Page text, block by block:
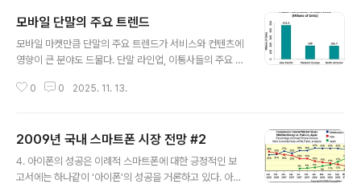
모바일 단말의 주요 트렌드
모바일 마켓만큼 단말의 주요 트렌드가 서비스와 컨텐츠에
영향이 큰 분야도 드물다. 단말 라인업, 이통사들의 주요 전
떠한 서비스를 준비해야 하는지 예상할 수가 있다. 몇개의
은 다수의 보고서에서 이야기되는 보편적인 항목이거나 m
obizen의 견해이다. 2008년 1. 모바일 OS와 플랫폼 영
역에서 경쟁 심화 애플의 성공으로 인해 iPhone Platfor
0 0 2025. 11. 13.
2009년 국내 스마트폰 시장 전망 #2
4. 아이폰의 성공은 이례적 스마트폰에 대한 긍정적인 보
고서에는 하나같이 '아이폰'의 성공을 거론하고 있다. 아이